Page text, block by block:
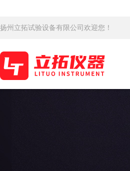
扬州立拓试验设备有限公司欢迎您！